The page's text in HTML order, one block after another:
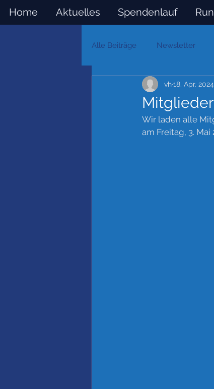
Home Aktuelles Spendenlauf
Alle Beiträge Newsletter
vh18. Apr. 2024
Wir laden alle
am Freitag, 3.